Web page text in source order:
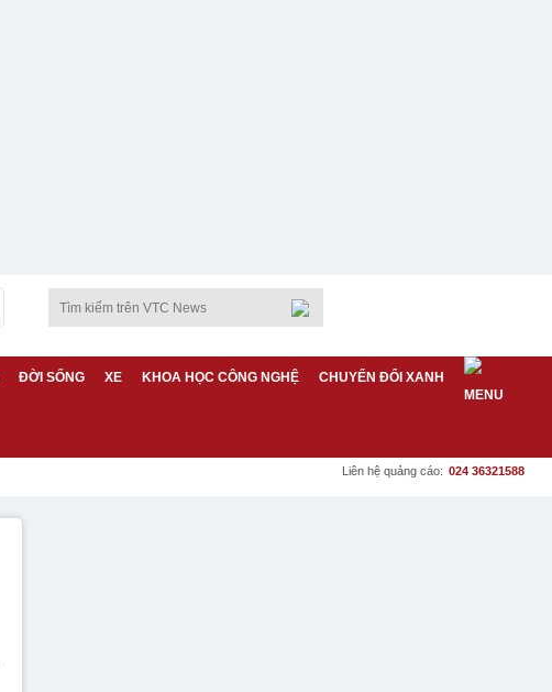
ĐỜI SỐNG XE KHOA HỌC CÔNG NGHỆ CHUYỂN ĐỔI XANH
Liên hệ quảng cáo: 024 36321588